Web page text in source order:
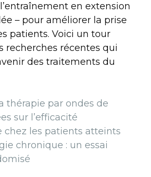
en extension
– pour améliorer la prise
patients. Voici un tour
recherches récentes qui
des traitements du
thérapie par ondes de
sur l’efficacité
chez les patients atteints
chronique : un essai